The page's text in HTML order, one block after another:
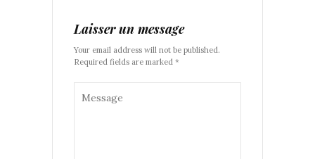
Laisser un message
Your email address will not be published.
Required fields are marked *